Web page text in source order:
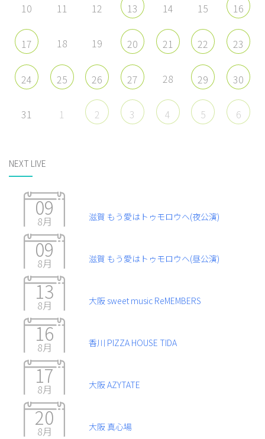
10 11 12 13 14 15 16
17 18 19 20 21 22 23
24 25 26 27 28 29 30
31 1 2 3 4 5 6
NEXT LIVE
09
8月 滋賀 もう愛はトゥモロウヘ(夜公演)
09
8月 滋賀 もう愛はトゥモロウヘ(昼公演)
13
8月 大阪 sweet music ReMEMBERS
16
8月 香川 PIZZA HOUSE TIDA
17
8月 大阪 AZYTATE
20
8月 大阪 真心場